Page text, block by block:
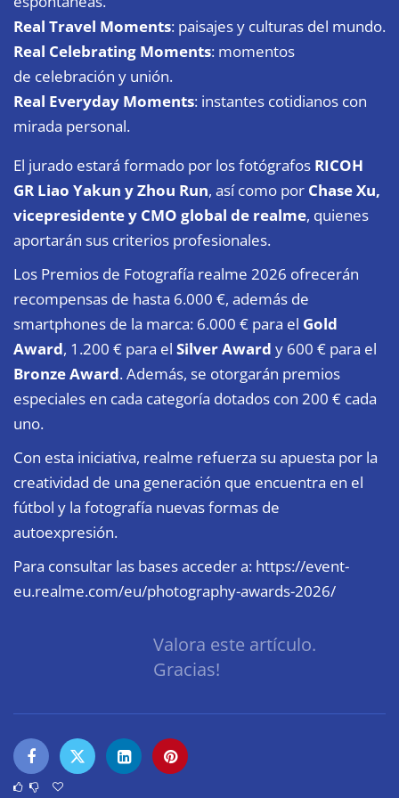
Real Travel Moments: paisajes y culturas del mundo.
Real Celebrating Moments: momentos
de celebración y unión.
Real Everyday Moments: instantes cotidianos con
mirada personal.
El jurado estará formado por los fotógrafos RICOH
GR Liao Yakun y Zhou Run, así como por Chase Xu,
vicepresidente y CMO global de realme, quienes
aportarán sus criterios profesionales.
Los Premios de Fotografía realme 2026 ofrecerán
recompensas de hasta 6.000 €, además de
smartphones de la marca: 6.000 € para el Gold
Award, 1.200 € para el Silver Award y 600 € para el
Bronze Award. Además, se otorgarán premios
especiales en cada categoría dotados con 200 € cada
uno.
Con esta iniciativa, realme refuerza su apuesta por la
creatividad de una generación que encuentra en el
fútbol y la fotografía nuevas formas de
autoexpresión.
Para consultar las bases acceder a: https://event-
eu.realme.com/eu/photography-awards-2026/
Valora este artículo.
Gracias!